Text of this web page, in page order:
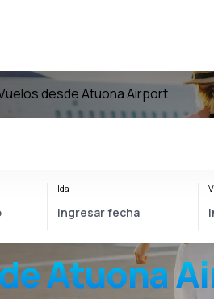
desde Atuona Airport
Atuona
Ida